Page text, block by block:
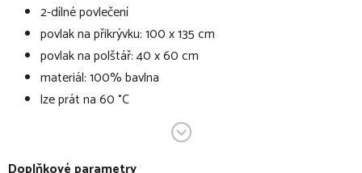
2-dílné povlečení
povlak na přikrývku: 100 x 135 cm
povlak na polštář: 40 x 60 cm
materiál: 100% bavlna
lze prát na 60 °C
Technické specifikace se mohou změnit bez výslovného